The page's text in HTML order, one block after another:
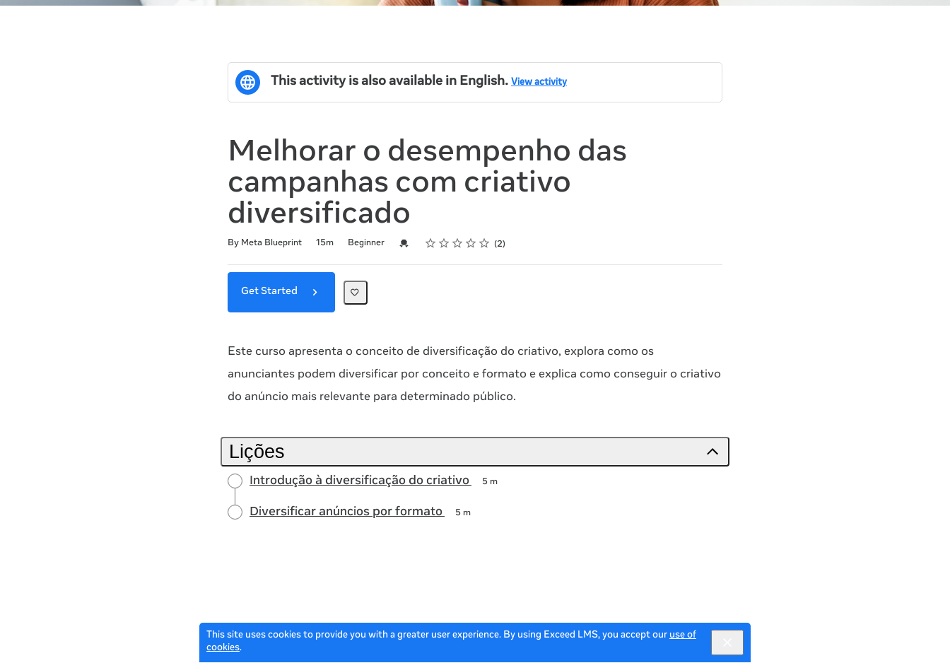
This site uses cookies to provide you with a greater user experience. By using Exceed LMS, you accept our use of
cookies.
This activity is also available in English. View activity
Melhorar o desempenho das
campanhas com criativo
diversificado
By Meta Blueprint 15m Beginner Credential For Completion
Rating
1 star
2 stars
3 stars
4 stars
5 stars 2
Get Started
Este curso apresenta o conceito de diversificação do criativo, explora como os
anunciantes podem diversificar por conceito e formato e explica como conseguir o criativo
do anúncio mais relevante para determinado público.
Lições
Introdução à diversificação do criativo 5 m
Diversificar anúncios por formato 5 m